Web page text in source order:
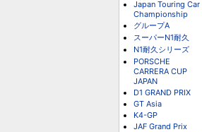
Japan Touring Car
Championship
グループA
スーパーN1耐久
N1耐久シリーズ
PORSCHE
CARRERA CUP
JAPAN
D1 GRAND PRIX
GT Asia
K4-GP
JAF Grand Prix